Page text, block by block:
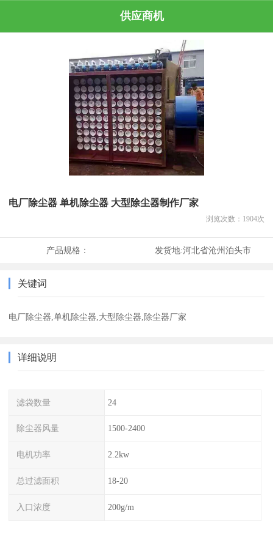
供应商机
电厂除尘器 单机除尘器 大型除尘器制作厂家
浏览次数： 1904次
产品规格： 发货地:河北省沧州泊头市
关键词
电厂除尘器,单机除尘器,大型除尘器,除尘器厂家
详细说明
滤袋数量 24
除尘器风量 1500-2400
电机功率 2.2kw
总过滤面积 18-20
入口浓度 200g/m